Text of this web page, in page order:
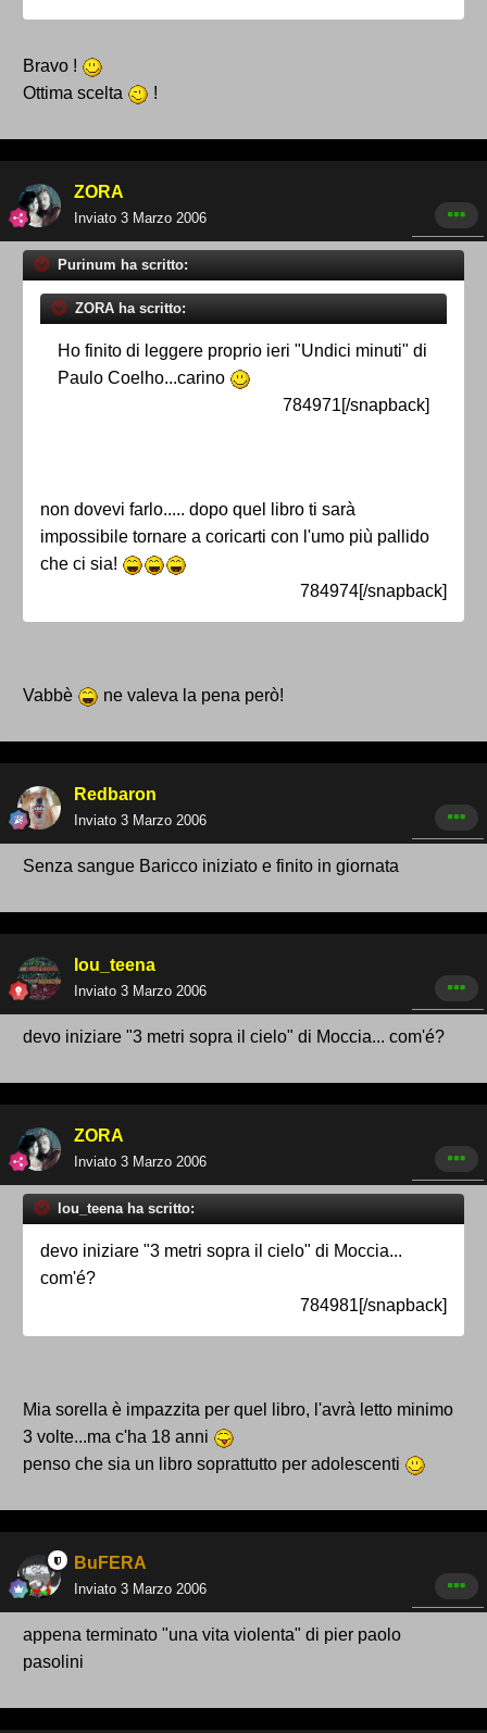
Bravo !
Ottima scelta
!
ZORA
Inviato 3 Marzo 2006
Purinum ha scritto:
ZORA ha scritto:
Ho finito di leggere proprio ieri "Undici minuti" di
Paulo Coelho...carino
784971[/snapback]
non dovevi farlo..... dopo quel libro ti sarà
impossibile tornare a coricarti con l'umo più pallido
che ci sia!
784974[/snapback]
Vabbè ne valeva la pena però!
Redbaron
Inviato 3 Marzo 2006
Senza sangue Baricco iniziato e finito in giornata
lou_teena
Inviato 3 Marzo 2006
devo iniziare "3 metri sopra il cielo" di Moccia... com'é?
ZORA
Inviato 3 Marzo 2006
lou_teena ha scritto:
devo iniziare "3 metri sopra il cielo" di Moccia...
com'é?
784981[/snapback]
Mia sorella è impazzita per quel libro, l'avrà letto minimo
3 volte...ma c'ha 18 anni
penso che sia un libro soprattutto per adolescenti
BuFERA
Inviato 3 Marzo 2006
appena terminato "una vita violenta" di pier paolo
pasolini